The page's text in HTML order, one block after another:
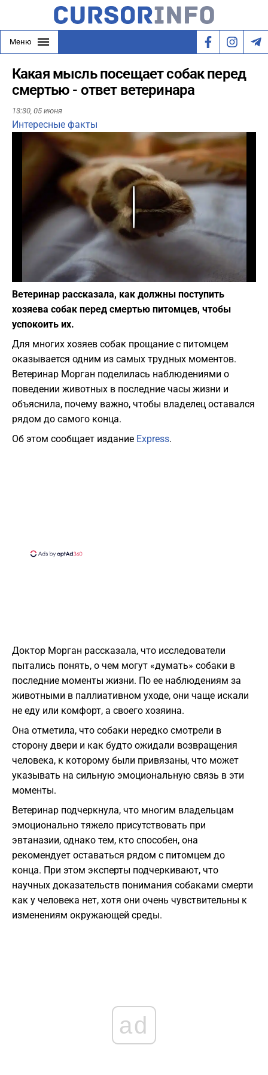
Меню
Какая мысль посещает собак перед
смертью - ответ ветеринара
13:30, 05 июня
Интересные факты
Play
Ветеринар рассказала, как должны поступить
хозяева собак перед смертью питомцев, чтобы
успокоить их.
Для многих хозяев собак прощание с питомцем
оказывается одним из самых трудных моментов.
Ветеринар Морган поделилась наблюдениями о
поведении животных в последние часы жизни и
объяснила, почему важно, чтобы владелец оставался
рядом до самого конца.
Об этом сообщает издание Express.
Доктор Морган рассказала, что исследователи
пытались понять, о чем могут «думать» собаки в
последние моменты жизни. По ее наблюдениям за
животными в паллиативном уходе, они чаще искали
не еду или комфорт, а своего хозяина.
Она отметила, что собаки нередко смотрели в
сторону двери и как будто ожидали возвращения
человека, к которому были привязаны, что может
указывать на сильную эмоциональную связь в эти
моменты.
Ветеринар подчеркнула, что многим владельцам
эмоционально тяжело присутствовать при
эвтаназии, однако тем, кто способен, она
рекомендует оставаться рядом с питомцем до
конца. При этом эксперты подчеркивают, что
научных доказательств понимания собаками смерти
как у человека нет, хотя они очень чувствительны к
изменениям окружающей среды.
ad